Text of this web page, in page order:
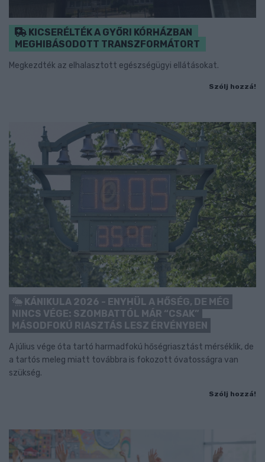
KICSERÉLTÉK A GYŐRI KÓRHÁZBAN
MEGHIBÁSODOTT TRANSZFORMÁTORT
Megkezdték az elhalasztott egészségügyi ellátásokat.
Szólj hozzá!
KÁNIKULA 2026 - ENYHÜL A HŐSÉG, DE MÉG
NINCS VÉGE: SZOMBATTÓL MÁR “CSAK”
MÁSODFOKÚ RIASZTÁS LESZ ÉRVÉNYBEN
A július vége óta tartó harmadfokú hőségriasztást mérséklik, de
a tartós meleg miatt továbbra is fokozott óvatosságra van
szükség.
Szólj hozzá!